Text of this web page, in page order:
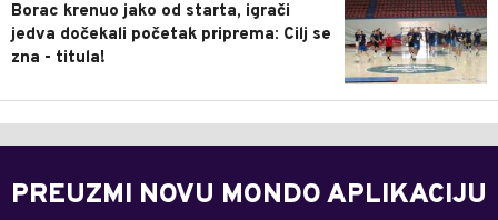
Borac krenuo jako od starta, igrači
jedva dočekali početak priprema: Cilj se
zna - titula!
PREUZMI NOVU MONDO APLIKACIJU